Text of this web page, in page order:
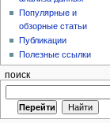
Популярные и
обзорные статьи
Публикации
Полезные ссылки
поиск